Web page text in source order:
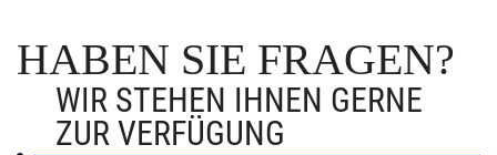
HABEN SIE FRAGEN?
WIR STEHEN IHNEN GERNE
ZUR VERFÜGUNG